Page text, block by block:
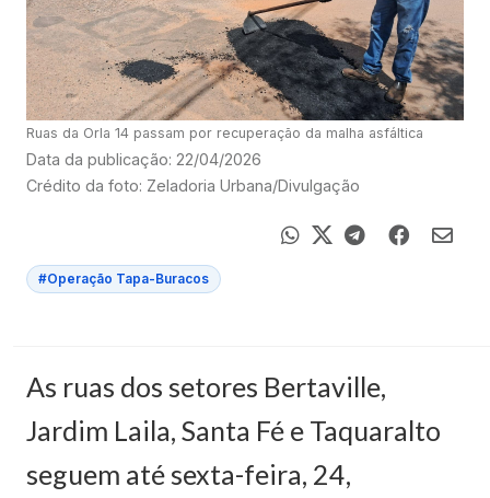
Ruas da Orla 14 passam por recuperação da malha asfáltica
Data da publicação: 22/04/2026
Crédito da foto: Zeladoria Urbana/Divulgação
#Operação Tapa-Buracos
As ruas dos setores Bertaville,
Jardim Laila, Santa Fé e Taquaralto
seguem até sexta-feira, 24,